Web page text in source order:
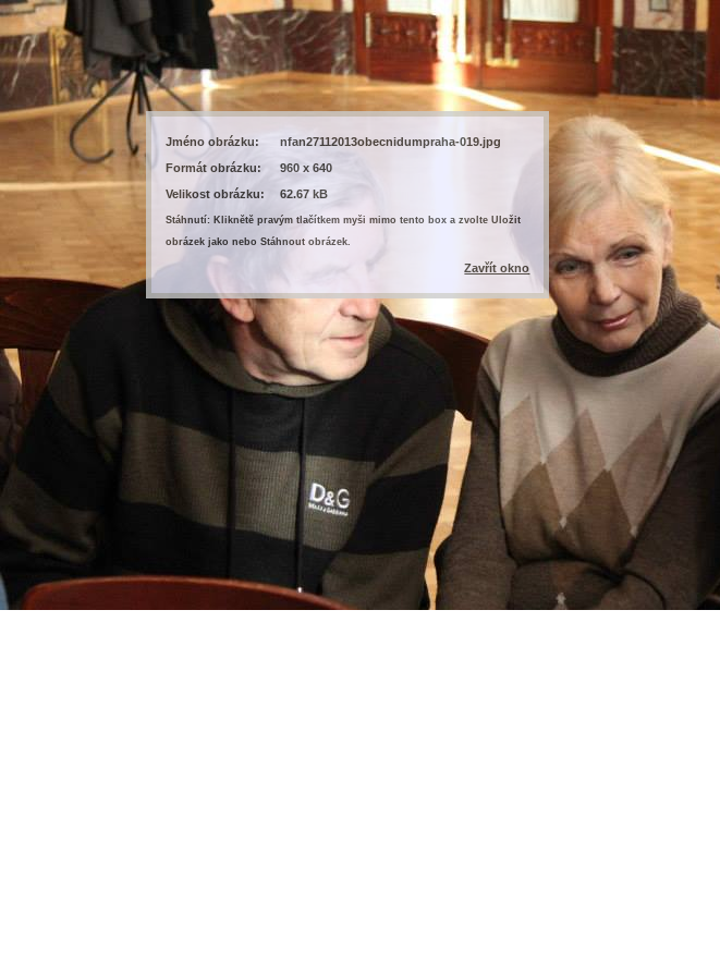
Jméno obrázku:
nfan27112013obecnidumpraha-019.jpg
Formát obrázku:
960 x 640
Velikost obrázku:
62.67 kB
Stáhnutí: Kliknětě pravým tlačítkem myši mimo tento box a zvolte Uložit
obrázek jako nebo Stáhnout obrázek.
Zavřít okno